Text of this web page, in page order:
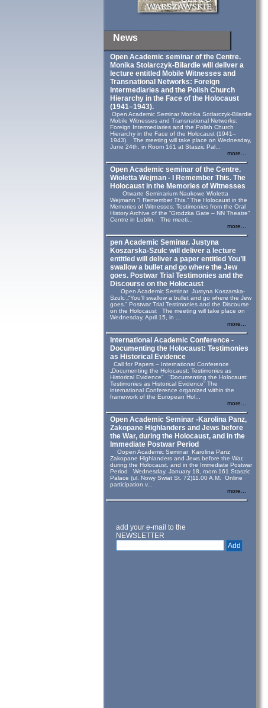
News
Open Academic seminar of the Centre.
Monika Stolarczyk‑Bilardie will deliver a
lecture entitled Mobile Witnesses and
Transnational Networks: Foreign
Intermediaries and the Polish Church
Hierarchy in the Face of the Holocaust
(1941–1943).
Open Academic Seminar Monika Sotlarczyk-Bilardie
Mobile Witnesses and Transnational Networks:
Foreign Intermediaries and the Polish Church
Hierarchy in the Face of the Holocaust (1941–
1943). The meeting will take place on Wednesday,
June 24th, in Room 161 at Staszic Pal...
more...
Open Academic seminar of the Centre.
Wioletta Wejman - I Remember This. The
Holocaust in the Memories of Witnesses
Otwarte Seminarium Naukowe Wioletta
Wejmann “I Remember This.” The Holocaust in the
Memories of Witnesses: Testimonies from the Oral
History Archive of the “Grodzka Gate – NN Theatre”
Centre in Lublin. The meeti...
more...
pen Academic Seminar. Justyna
Koszarska-Szulc will deliver a lecture
entitled will deliver a paper entitled You’ll
swallow a bullet and go where the Jew
goes. Postwar Trial Testimonies and the
Discourse on the Holocaust
Open Academic Seminar Justyna Koszarska-
Szulc „“You’ll swallow a bullet and go where the Jew
goes.” Postwar Trial Testimonies and the Discourse
on the Holocaust The meeting will take place on
Wednesday, April 15, in ...
more...
International Academic Conference -
Documenting the Holocaust: Testimonies
as Historical Evidence
Call for Papers – International Conference
„Documenting the Holocaust: Testimonies as
Historical Evidence” “Documenting the Holocaust:
Testimonies as Historical Evidence” The
international Conference organized within the
framework of the European Hol...
more...
Open Academic Seminar -Karolina Panz,
Zakopane Highlanders and Jews before
the War, during the Holocaust, and in the
Immediate Postwar Period
Oopen Academic Seminar Karolina Panz
Zakopane Highlanders and Jews before the War,
during the Holocaust, and in the Immediate Postwar
Period Wednesday, January 18, room 161 Staszic
Palace (ul. Nowy Swiat St. 72)11.00 A.M. Online
participation v...
more...
add your e-mail to the
NEWSLETTER